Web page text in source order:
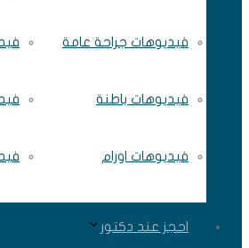
فيديوهات جراحة عامة
فيديوهات باطنة
فيديوهات اورام
احجز عند دكتور